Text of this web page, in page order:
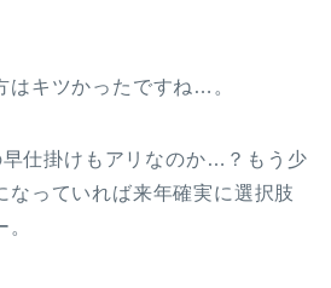
はキツかったですね…。
仕掛けもアリなのか…？もう少
なっていれば来年確実に選択肢